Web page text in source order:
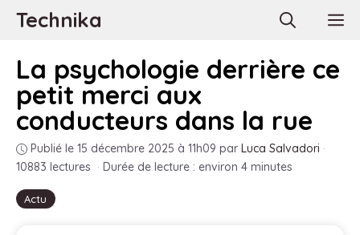
AllerTechnika
Actu
La psychologie derrière ce
petit merci aux
conducteurs dans la rue
Publié le 15 décembre 2025 à 11h09 par Luca Salvadori ·
10883 lectures · Durée de lecture : environ 4 minutes